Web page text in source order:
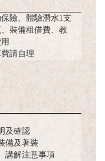
險、體驗潛水1支
裝備租借費、教
請自理
及確認
備及著裝
講解注意事項